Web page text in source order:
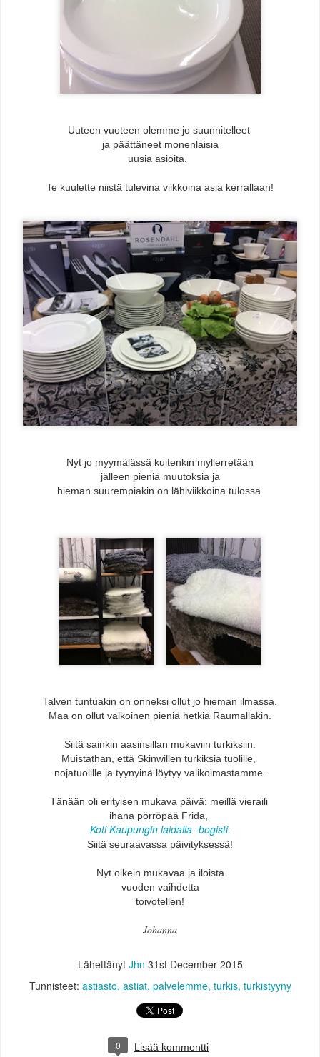
Uuteen vuoteen olemme jo suunnitelleet
ja päättäneet monenlaisia
uusia asioita.
Te kuulette niistä tulevina viikkoina asia kerrallaan!
Nyt jo myymälässä kuitenkin myllerretään
jälleen pieniä muutoksia ja
hieman suurempiakin on lähiviikkoina tulossa.
Talven tuntuakin on onneksi ollut jo hieman ilmassa.
Maa on ollut valkoinen pieniä hetkiä Raumallakin.
Siitä sainkin aasinsillan mukaviin turkiksiin.
Muistathan, että Skinwillen turkiksia tuolille,
nojatuolille ja tyynyinä löytyy valikoimastamme.
Tänään oli erityisen mukava päivä: meillä vieraili
ihana pörröpää Frida,
Koti Kaupungin laidalla -bogisti.
Siitä seuraavassa päivityksessä!
Nyt oikein mukavaa ja iloista
vuoden vaihdetta
toivotellen!
Johanna
Lähettänyt Jhn 31st December 2015
Tunnisteet: astiasto astiat palvelemme turkis turkistyyny
0 Lisää kommentti